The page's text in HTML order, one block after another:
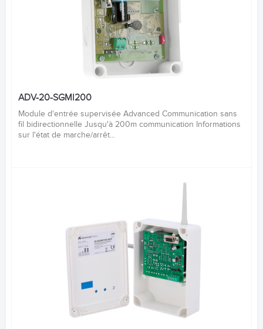
ADV-20-SGMI200
Module d'entrée supervisée Advanced Communication sans
fil bidirectionnelle Jusqu'à 200m communication Informations
sur l'état de marche/arrêt...